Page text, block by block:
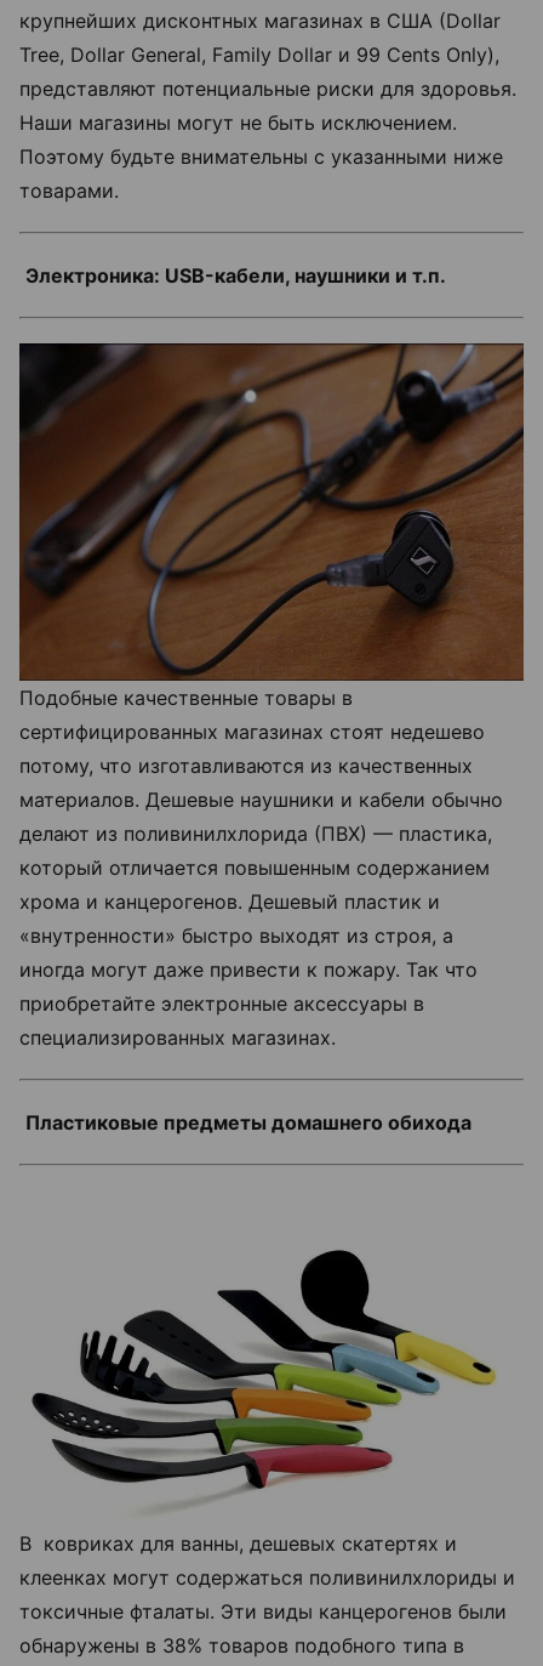
крупнейших дисконтных магазинах в США (Dollar
Tree, Dollar General, Family Dollar и 99 Cents Only),
представляют потенциальные риски для здоровья.
Наши магазины могут не быть исключением.
Поэтому будьте внимательны с указанными ниже
товарами.
Электроника: USB-кабели, наушники и т.п.
Подобные качественные товары в
сертифицированных магазинах стоят недешево
потому, что изготавливаются из качественных
материалов. Дешевые наушники и кабели обычно
делают из поливинилхлорида (ПВХ) — пластика,
который отличается повышенным содержанием
хрома и канцерогенов. Дешевый пластик и
«внутренности» быстро выходят из строя, а
иногда могут даже привести к пожару. Так что
приобретайте электронные аксессуары в
специализированных магазинах.
Пластиковые предметы домашнего обихода
В ковриках для ванны, дешевых скатертях и
клеенках могут содержаться поливинилхлориды и
токсичные фталаты. Эти виды канцерогенов были
обнаружены в 38% товаров подобного типа в